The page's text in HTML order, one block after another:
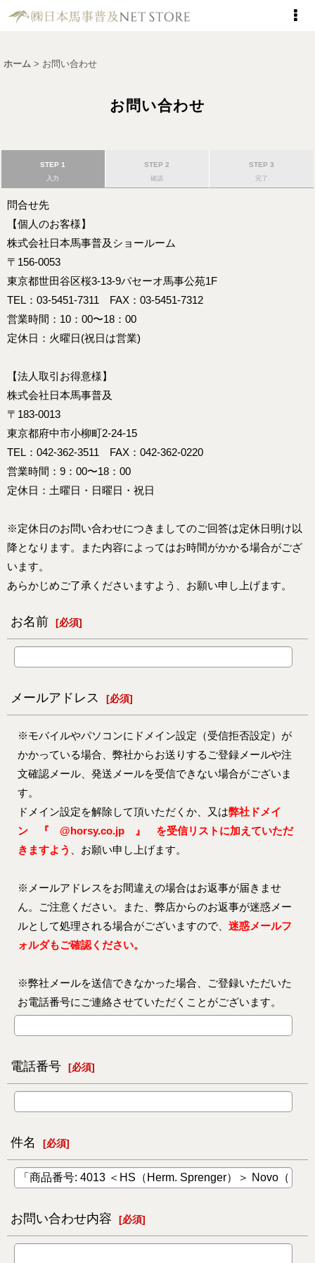
ホーム > お問い合わせ
お問い合わせ
STEP 1
入力
STEP 2
確認
STEP 3
完了
問合せ先
【個人のお客様】
株式会社日本馬事普及ショールーム
〒156-0053
東京都世田谷区桜3-13-9パセーオ馬事公苑1F
TEL：03-5451-7311 FAX：03-5451-7312
営業時間：10：00〜18：00
定休日：火曜日(祝日は営業)
【法人取引お得意様】
株式会社日本馬事普及
〒183-0013
東京都府中市小柳町2-24-15
TEL：042-362-3511 FAX：042-362-0220
営業時間：9：00〜18：00
定休日：土曜日・日曜日・祝日
※定休日のお問い合わせにつきましてのご回答は定休日明け以
降となります。また内容によってはお時間がかかる場合がござ
います。
あらかじめご了承くださいますよう、お願い申し上げます。
お名前 [必須]
メールアドレス [必須]
※モバイルやパソコンにドメイン設定（受信拒否設定）が
かかっている場合、弊社からお送りするご登録メールや注
文確認メール、発送メールを受信できない場合がございま
す。
ドメイン設定を解除して頂いただくか、又は弊社ドメイ
ン 『 @horsy.co.jp 』 を受信リストに加えていただ
きますよう
、お願い申し上げます。
※メールアドレスをお間違えの場合はお返事が届きませ
ん。ご注意ください。また、弊店からのお返事が迷惑メー
ルとして処理される場合がございますので、 迷惑メールフ
ォルダもご確認ください。
※弊社メールを送信できなかった場合、ご登録いただいた
お電話番号にご連絡させていただくことがございます。
電話番号 [必須]
件名 [必須]
お問い合わせ内容 [必須]